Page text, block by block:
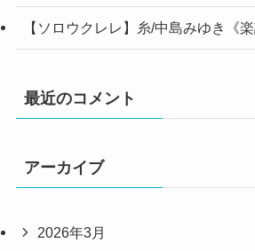
【ソロウクレレ】糸/中島みゆき《楽
最近のコメント
アーカイブ
2026年3月